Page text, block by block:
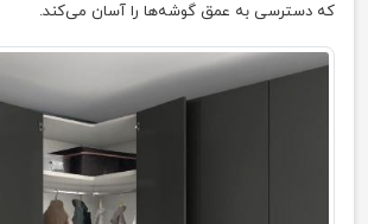
که دسترسی به عمق گوشه‌ها را آسان می‌کند.